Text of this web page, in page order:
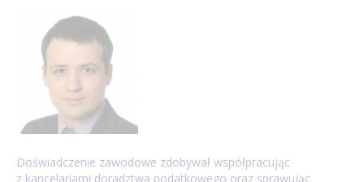
Doświadczenie zawodowe zdobywał współpracując
z kancelariami doradztwa podatkowego oraz sprawując